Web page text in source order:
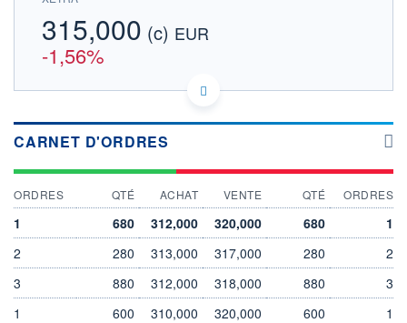
ACTIONNAIRES
315,000 (c) EUR
-1,56%
US25754A2015 EZV
Cotation sur les autres places
315,000 320,000
+ BAS
315,000
CAPITAL ÉCHANGÉ
0,00%
VALORISATION
10 421 MEUR
DERNIER ÉCHANGE
05.08.26 / 17:35:30
CARNET D'ORDRES
ORDRES QTÉ ACHAT VENTE QTÉ ORDRES
1 680 312,000 320,000 680
1
2
280 313,000 317,000 280
2
3
880 312,000 318,000 880
3
1
600 310,000 320,000 600
1